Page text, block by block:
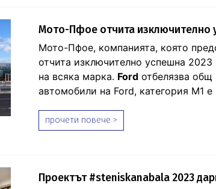
Мото-Пфое отчита изключително
Мото-Пфое, компанията, която
отчита изключително успешна
на всяка марка. Fordотбелязва общ
автомобили на Ford, категория М1 e
прочети повече >
Проектът #steniskanabala 2023